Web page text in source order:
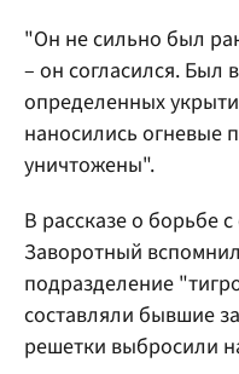
"Он не сильно был
– он согласился. Был
определенных
наносились огневые
уничтожены".
В рассказе о борьбе
Заворотный
подразделение
составляли бывшие
решетки выбросили